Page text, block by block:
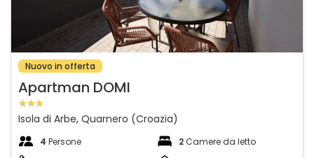
Nuovo in offerta
Apartman DOMI
Isola di Arbe, Quarnero (Croazia)
4 Persone 2Camere da letto